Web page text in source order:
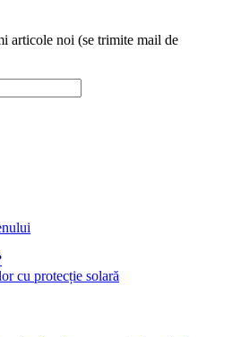
articole noi (se trimite mail de
cu protecție solară